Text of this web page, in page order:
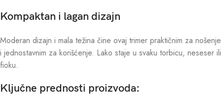
Kompaktan i lagan dizajn
Moderan dizajn i mala težina čine ovaj trimer praktičnim za nošenje
i jednostavnim za korišćenje. Lako staje u svaku torbicu, neseser ili
fioku.
Ključne prednosti proizvoda: